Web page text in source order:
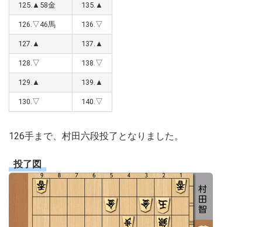
125.▲58金 135.▲
126.▽46馬 136.▽
127.▲ 137.▲
128.▽ 138.▽
129.▲ 139.▲
130.▽ 140.▽
126手まで、村田六段投了となりました。
投了図